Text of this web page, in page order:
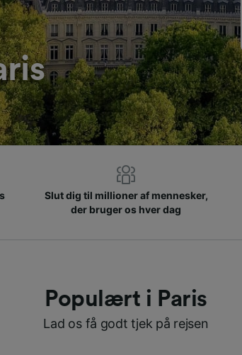
Slut dig til millioner af mennesker,
der bruger os hver dag
Populært i Paris
Lad os få godt tjek på rejsen